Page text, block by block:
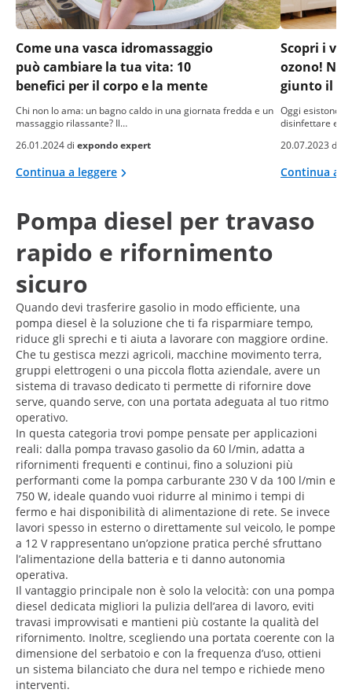
Come una vasca idromassaggio
può cambiare la tua vita: 10
benefici per il corpo e la mente
Chi non lo ama: un bagno caldo in una giornata fredda e un
massaggio rilassante? Il…
26.01.2024 di expondo expert
Continua a leggere
Scopri i
ozono!
giunto il
Oggi esistono
disinfettare e
20.07.2023 di
Continua a
Pompa diesel per travaso
rapido e rifornimento
sicuro
Quando devi trasferire gasolio in modo efficiente, una
pompa diesel è la soluzione che ti fa risparmiare tempo,
riduce gli sprechi e ti aiuta a lavorare con maggiore ordine.
Che tu gestisca mezzi agricoli, macchine movimento terra,
gruppi elettrogeni o una piccola flotta aziendale, avere un
sistema di travaso dedicato ti permette di rifornire dove
serve, quando serve, con una portata adeguata al tuo ritmo
operativo.
In questa categoria trovi pompe pensate per applicazioni
reali: dalla pompa travaso gasolio da 60 l/min, adatta a
rifornimenti frequenti e continui, fino a soluzioni più
performanti come la pompa carburante 230 V da 100 l/min e
750 W, ideale quando vuoi ridurre al minimo i tempi di
fermo e hai disponibilità di alimentazione di rete. Se invece
lavori spesso in esterno o direttamente sul veicolo, le pompe
a 12 V rappresentano un’opzione pratica perché sfruttano
l’alimentazione della batteria e ti danno autonomia
operativa.
Il vantaggio principale non è solo la velocità: con una pompa
diesel dedicata migliori la pulizia dell’area di lavoro, eviti
travasi improvvisati e mantieni più costante la qualità del
rifornimento. Inoltre, scegliendo una portata coerente con la
dimensione del serbatoio e con la frequenza d’uso, ottieni
un sistema bilanciato che dura nel tempo e richiede meno
interventi.